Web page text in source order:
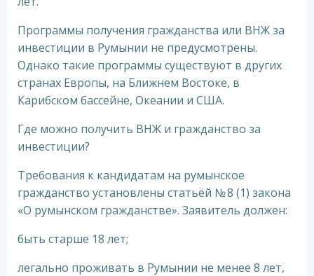
Программы получения гражданства или ВНЖ за
инвестиции в Румынии не предусмотрены.
Однако такие программы существуют в других
странах Европы, на Ближнем Востоке, в
Карибском бассейне, Океании и США.
Где можно получить ВНЖ и гражданство за
инвестиции?
Требования к кандидатам на румынское
гражданство установлены статьёй № 8 (1) закона
«О румынском гражданстве». Заявитель должен:
быть старше 18 лет;
легально проживать в Румынии не менее 8 лет,